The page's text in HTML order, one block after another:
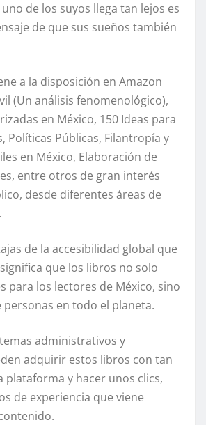
de los suyos llega tan lejos es
de que sus sueños también
a la disposición en Amazon
(Un análisis fenomenológico),
en México, 150 Ideas para
Políticas Públicas, Filantropía y
en México, Elaboración de
entre otros de gran interés
desde diferentes áreas de
de la accesibilidad global que
que los libros no solo
para los lectores de México, sino
en todo el planeta.
administrativos y
adquirir estos libros con tan
plataforma y hacer unos clics,
de experiencia que viene